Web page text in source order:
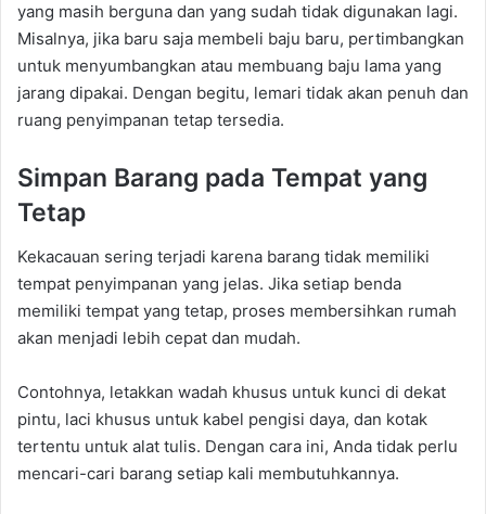
yang masih berguna dan yang sudah tidak digunakan lagi.
Misalnya, jika baru saja membeli baju baru, pertimbangkan
untuk menyumbangkan atau membuang baju lama yang
jarang dipakai. Dengan begitu, lemari tidak akan penuh dan
ruang penyimpanan tetap tersedia.
Simpan Barang pada Tempat yang
Tetap
Kekacauan sering terjadi karena barang tidak memiliki
tempat penyimpanan yang jelas. Jika setiap benda
memiliki tempat yang tetap, proses membersihkan rumah
akan menjadi lebih cepat dan mudah.
Contohnya, letakkan wadah khusus untuk kunci di dekat
pintu, laci khusus untuk kabel pengisi daya, dan kotak
tertentu untuk alat tulis. Dengan cara ini, Anda tidak perlu
mencari-cari barang setiap kali membutuhkannya.